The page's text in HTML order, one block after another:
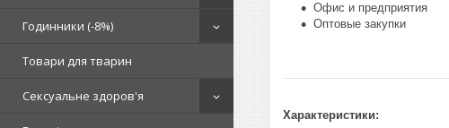
Годинники (-8%)
Товари для тварин
Сексуальне здоров'я
Офис и предприятия
Оптовые закупки
Характеристики: